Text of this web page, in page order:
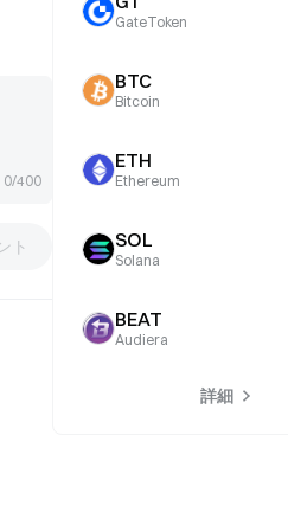
0/400
ト
GateToken
BTC
Bitcoin
ETH
Ethereum
SOL
Solana
BEAT
Audiera
詳細